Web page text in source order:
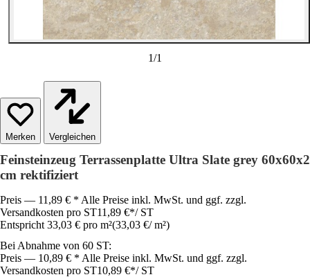
1/1
Vergleichen
Feinsteinzeug Terrassenplatte Ultra Slate grey 60x60x2
cm rektifiziert
Preis — 11,89 € * Alle Preise inkl. MwSt. und ggf. zzgl.
Versandkosten pro ST11,89 €*/ ST
Entspricht 33,03 € pro m²(33,03 €/ m²)
Bei Abnahme von 60 ST:
Preis — 10,89 € * Alle Preise inkl. MwSt. und ggf. zzgl.
Versandkosten pro ST10,89 €*/ ST